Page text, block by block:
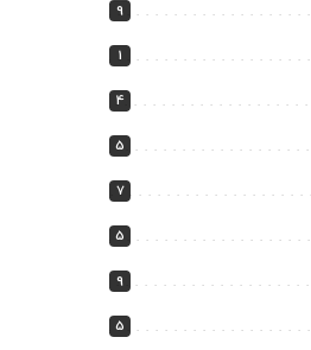
9
1
4
5
7
5
9
5